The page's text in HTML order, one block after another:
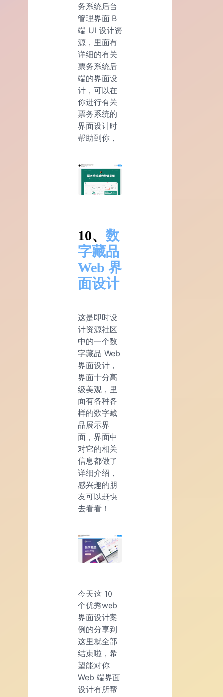
务系统后台
管理界面 B
端 UI 设计资
源，里面有
详细的有关
票务系统后
端的界面设
计，可以在
你进行有关
票务系统的
界面设计时
帮助到你，
10、 数
字藏品
Web 界
面设计
这是即时设
计资源社区
中的一个数
字藏品 Web
界面设计，
界面十分高
级美观，里
面有各种各
样的数字藏
品展示界
面，界面中
对它的相关
信息都做了
详细介绍，
感兴趣的朋
友可以赶快
去看看！
今天这 10
个优秀web
界面设计案
例的分享到
这里就全部
结束啦，希
望能对你
Web 端界面
设计有所帮